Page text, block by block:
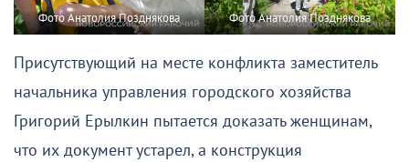
Фото Анатолия Позднякова Фото Анатолия Позднякова
Присутствующий на месте конфликта заместитель
начальника управления городского хозяйства
Григорий Ерылкин пытается доказать женщинам,
что их документ устарел, а конструкция